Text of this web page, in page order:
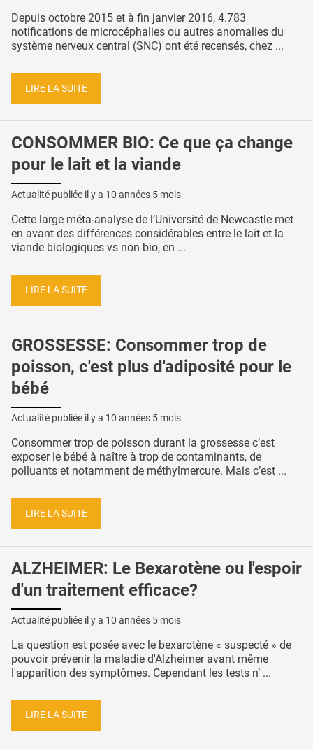
Depuis octobre 2015 et à fin janvier 2016, 4.783
notifications de microcéphalies ou autres anomalies du
système nerveux central (SNC) ont été recensés, chez ...
LIRE LA SUITE
CONSOMMER BIO: Ce que ça change
pour le lait et la viande
Actualité publiée il y a 10 années 5 mois
Cette large méta-analyse de l’Université de Newcastle met
en avant des différences considérables entre le lait et la
viande biologiques vs non bio, en ...
LIRE LA SUITE
GROSSESSE: Consommer trop de
poisson, c'est plus d'adiposité pour le
bébé
Actualité publiée il y a 10 années 5 mois
Consommer trop de poisson durant la grossesse c’est
exposer le bébé à naître à trop de contaminants, de
polluants et notamment de méthylmercure. Mais c’est ...
LIRE LA SUITE
ALZHEIMER: Le Bexarotène ou l'espoir
d'un traitement efficace?
Actualité publiée il y a 10 années 5 mois
La question est posée avec le bexarotène « suspecté » de
pouvoir prévenir la maladie d'Alzheimer avant même
l'apparition des symptômes. Cependant les tests n’ ...
LIRE LA SUITE